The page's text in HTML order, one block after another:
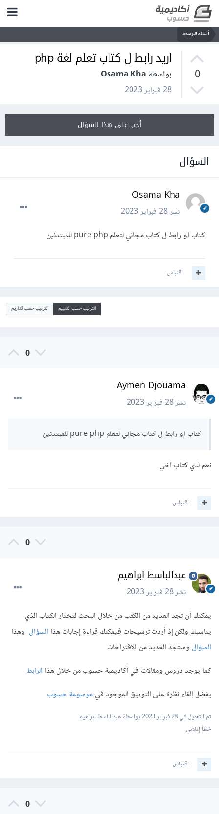
أسئلة البرمجة
0
اريد رابط ل كتاب تعلم لغة php
بواسطة Osama Kha
28 فبراير 2023
أجب على هذا السؤال
السؤال
Osama Kha
نشر28 فبراير 2023
كتاب او رابط ل كتاب مجاني لتعلم pure php للمبتدئين
اقتباس
الترتيب حسب التقييم الترتيب حسب التاريخ
0
Aymen Djouama
نشر28 فبراير 2023
كتاب او رابط ل كتاب مجاني لتعلم pure php للمبتدئين
نعم لدي كتاب اخي
اقتباس
0
عبدالباسط ابراهيم
نشر28 فبراير 2023
يمكنك أن تجد العديد من الكتب من خلال البحث لتختار الكتاب الذي
يناسبك ولكن إذ أردت ترشيحات فيمكنك قراءة إجابات هذا السؤال وهذا
السؤال وستجد العديد من الإقتراحات
كما يوجد دروس ومقالات في أكاديمية حسوب من خلال هذا الرابط
يفضل إلقاء نظرة على التوثيق الموجود فيموسوعة حسوب
تم التعديل في28 فبراير 2023
بواسطة عبدالباسط ابراهيم
خطأ إملائي
اقتباس
0